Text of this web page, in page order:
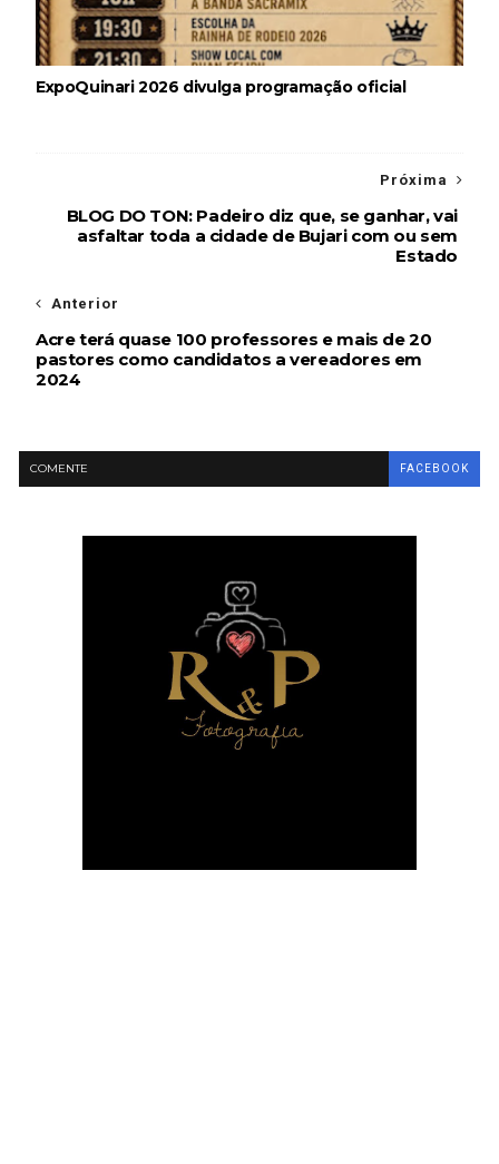
ExpoQuinari 2026 divulga programação oficial
Próxima
BLOG DO TON: Padeiro diz que, se ganhar, vai
asfaltar toda a cidade de Bujari com ou sem
Estado
Anterior
Acre terá quase 100 professores e mais de 20
pastores como candidatos a vereadores em
2024
COMENTE FACEBOOK